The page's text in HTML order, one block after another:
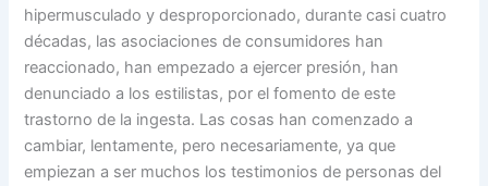
hipermusculado y desproporcionado, durante casi cuatro
décadas, las asociaciones de consumidores han
reaccionado, han empezado a ejercer presión, han
denunciado a los estilistas, por el fomento de este
trastorno de la ingesta. Las cosas han comenzado a
cambiar, lentamente, pero necesariamente, ya que
empiezan a ser muchos los testimonios de personas del